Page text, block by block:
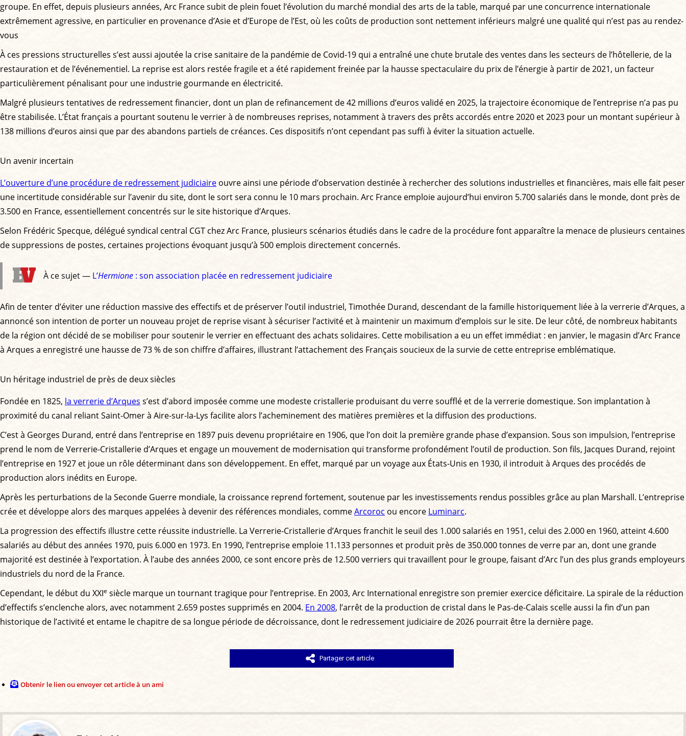
groupe. En effet, depuis plusieurs années, Arc France subit de plein fouet l’évolution du marché mondial des arts de la table, marqué par une concurrence internationale
extrêmement agressive, en particulier en provenance d’Asie et d’Europe de l’Est, où les coûts de production sont nettement inférieurs malgré une qualité qui n’est pas au rendez-
vous
À ces pressions structurelles s’est aussi ajoutée la crise sanitaire de la pandémie de Covid-19 qui a entraîné une chute brutale des ventes dans les secteurs de l’hôtellerie, de la
restauration et de l’événementiel. La reprise est alors restée fragile et a été rapidement freinée par la hausse spectaculaire du prix de l’énergie à partir de 2021, un facteur
particulièrement pénalisant pour une industrie gourmande en électricité.
Malgré plusieurs tentatives de redressement financier, dont un plan de refinancement de 42 millions d’euros validé en 2025, la trajectoire économique de l’entreprise n’a pas pu
être stabilisée. L’État français a pourtant soutenu le verrier à de nombreuses reprises, notamment à travers des prêts accordés entre 2020 et 2023 pour un montant supérieur à
138 millions d’euros ainsi que par des abandons partiels de créances. Ces dispositifs n’ont cependant pas suffi à éviter la situation actuelle.
Un avenir incertain
L’ouverture d’une procédure de redressement judiciaireouvre ainsi une période d’observation destinée à rechercher des solutions industrielles et financières, mais elle fait peser
une incertitude considérable sur l’avenir du site, dont le sort sera connu le 10 mars prochain. Arc France emploie aujourd’hui environ 5.700 salariés dans le monde, dont près de
3.500 en France, essentiellement concentrés sur le site historique d’Arques.
Selon Frédéric Specque, délégué syndical central CGT chez Arc France, plusieurs scénarios étudiés dans le cadre de la procédure font apparaître la menace de plusieurs centaines
de suppressions de postes, certaines projections évoquant jusqu’à 500 emplois directement concernés.
À ce sujet — L’Hermione : son association placée en redressement judiciaire
Afin de tenter d’éviter une réduction massive des effectifs et de préserver l’outil industriel, Timothée Durand, descendant de la famille historiquement liée à la verrerie d’Arques, a
annoncé son intention de porter un nouveau projet de reprise visant à sécuriser l’activité et à maintenir un maximum d’emplois sur le site. De leur côté, de nombreux habitants
de la région ont décidé de se mobiliser pour soutenir le verrier en effectuant des achats solidaires. Cette mobilisation a eu un effet immédiat : en janvier, le magasin d’Arc France
à Arques a enregistré une hausse de 73 % de son chiffre d’affaires, illustrant l’attachement des Français soucieux de la survie de cette entreprise emblématique.
Un héritage industriel de près de deux siècles
Fondée en 1825, la verrerie d’Arques s’est d’abord imposée comme une modeste cristallerie produisant du verre soufflé et de la verrerie domestique. Son implantation à
proximité du canal reliant Saint-Omer à Aire-sur-la-Lys facilite alors l’acheminement des matières premières et la diffusion des productions.
C’est à Georges Durand, entré dans l’entreprise en 1897 puis devenu propriétaire en 1906, que l’on doit la première grande phase d’expansion. Sous son impulsion, l’entreprise
prend le nom de Verrerie-Cristallerie d’Arques et engage un mouvement de modernisation qui transforme profondément l’outil de production. Son fils, Jacques Durand, rejoint
l’entreprise en 1927 et joue un rôle déterminant dans son développement. En effet, marqué par un voyage aux États-Unis en 1930, il introduit à Arques des procédés de
production alors inédits en Europe.
Après les perturbations de la Seconde Guerre mondiale, la croissance reprend fortement, soutenue par les investissements rendus possibles grâce au plan Marshall. L’entreprise
crée et développe alors des marques appelées à devenir des références mondiales, commeArcoroc ou encore Luminarc.
La progression des effectifs illustre cette réussite industrielle. La Verrerie-Cristallerie d’Arques franchit le seuil des 1.000 salariés en 1951, celui des 2.000 en 1960, atteint 4.600
salariés au début des années 1970, puis 6.000 en 1973. En 1990, l’entreprise emploie 11.133 personnes et produit près de 350.000 tonnes de verre par an, dont une grande
majorité est destinée à l’exportation. À l’aube des années 2000, ce sont encore près de 12.500 verriers qui travaillent pour le groupe, faisant d’Arc l’un des plus grands employeurs
industriels du nord de la France.
Cependant, le début du XXIe siècle marque un tournant tragique pour l’entreprise. En 2003, Arc International enregistre son premier exercice déficitaire. La spirale de la réduction
d’effectifs s’enclenche alors, avec notamment 2.659 postes supprimés en 2004. En 2008, l’arrêt de la production de cristal dans le Pas-de-Calais scelle aussi la fin d’un pan
historique de l’activité et entame le chapitre de sa longue période de décroissance, dont le redressement judiciaire de 2026 pourrait être la dernière page.
Partager cet article
Obtenir le lien ou envoyer cet article à un ami